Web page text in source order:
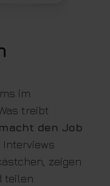
im
treibt
den Job
zeigen
teilen